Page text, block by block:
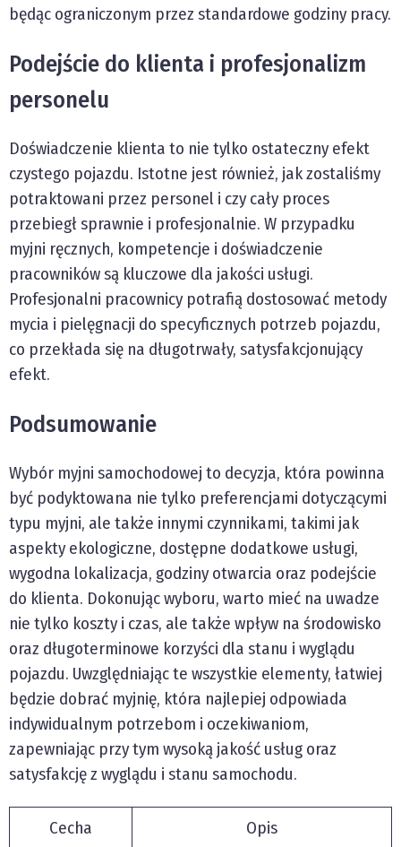
będąc ograniczonym przez standardowe godziny pracy.
Podejście do klienta i profesjonalizm
personelu
Doświadczenie klienta to nie tylko ostateczny efekt
czystego pojazdu. Istotne jest również, jak zostaliśmy
potraktowani przez personel i czy cały proces
przebiegł sprawnie i profesjonalnie. W przypadku
myjni ręcznych, kompetencje i doświadczenie
pracowników są kluczowe dla jakości usługi.
Profesjonalni pracownicy potrafią dostosować metody
mycia i pielęgnacji do specyficznych potrzeb pojazdu,
co przekłada się na długotrwały, satysfakcjonujący
efekt.
Podsumowanie
Wybór myjni samochodowej to decyzja, która powinna
być podyktowana nie tylko preferencjami dotyczącymi
typu myjni, ale także innymi czynnikami, takimi jak
aspekty ekologiczne, dostępne dodatkowe usługi,
wygodna lokalizacja, godziny otwarcia oraz podejście
do klienta. Dokonując wyboru, warto mieć na uwadze
nie tylko koszty i czas, ale także wpływ na środowisko
oraz długoterminowe korzyści dla stanu i wyglądu
pojazdu. Uwzględniając te wszystkie elementy, łatwiej
będzie dobrać myjnię, która najlepiej odpowiada
indywidualnym potrzebom i oczekiwaniom,
zapewniając przy tym wysoką jakość usług oraz
satysfakcję z wyglądu i stanu samochodu.
Cecha Opis